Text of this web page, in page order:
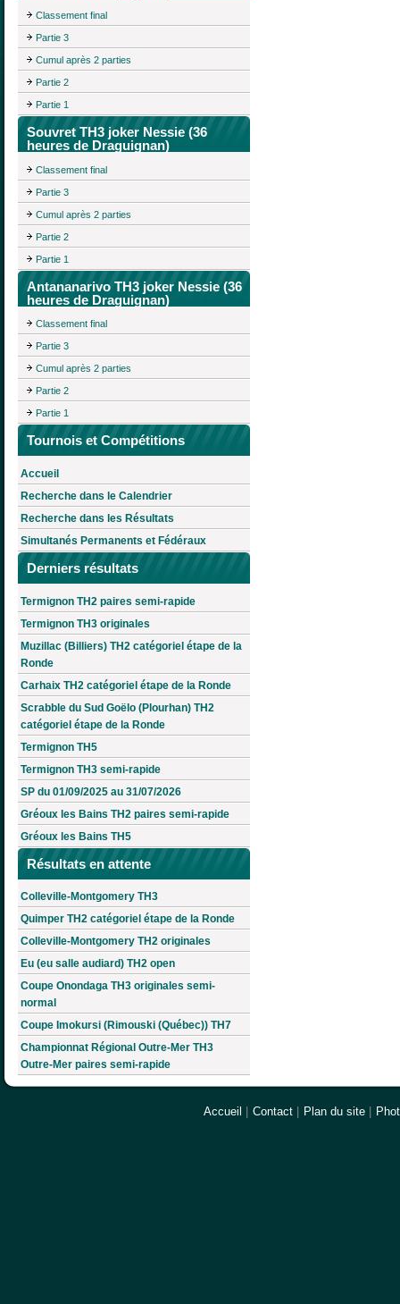
Classement final
Partie 3
Cumul après 2 parties
Partie 2
Partie 1
Souvret TH3 joker Nessie (36
heures de Draguignan)
Classement final
Partie 3
Cumul après 2 parties
Partie 2
Partie 1
Antananarivo TH3 joker Nessie (36
heures de Draguignan)
Classement final
Partie 3
Cumul après 2 parties
Partie 2
Partie 1
Tournois et Compétitions
Accueil
Recherche dans le Calendrier
Recherche dans les Résultats
Simultanés Permanents et Fédéraux
Derniers résultats
Termignon TH2 paires semi-rapide
Termignon TH3 originales
Muzillac (Billiers) TH2 catégoriel étape de la
Ronde
Carhaix TH2 catégoriel étape de la Ronde
Scrabble du Sud Goëlo (Plourhan) TH2
catégoriel étape de la Ronde
Termignon TH5
Termignon TH3 semi-rapide
SP du 01/09/2025 au 31/07/2026
Gréoux les Bains TH2 paires semi-rapide
Gréoux les Bains TH5
Résultats en attente
Colleville-Montgomery TH3
Quimper TH2 catégoriel étape de la Ronde
Colleville-Montgomery TH2 originales
Eu (eu salle audiard) TH2 open
Coupe Onondaga TH3 originales semi-
normal
Coupe Imokursi (Rimouski (Québec)) TH7
Championnat Régional Outre-Mer TH3
Outre-Mer paires semi-rapide
Accueil Contact Plan du site